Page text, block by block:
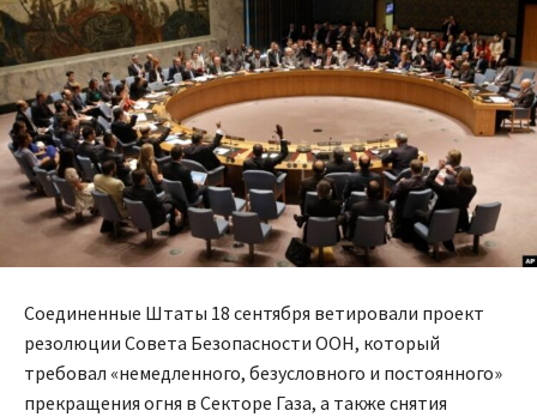
Соединенные Штаты 18 сентября ветировали проект
резолюции Совета Безопасности ООН, который
требовал «немедленного, безусловного и постоянного»
прекращения огня в Секторе Газа, а также снятия